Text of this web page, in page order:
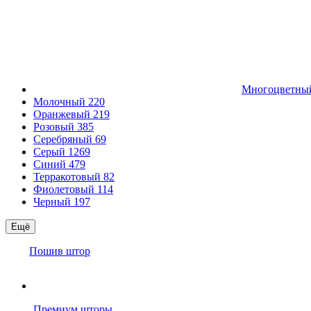
Молочный 220
Оранжевый 219
Розовый 385
Серебряный 69
Серый 1269
Синий 479
Терракотовый 82
Фиолетовый 114
Черный 197
Ещё
Пошив штор